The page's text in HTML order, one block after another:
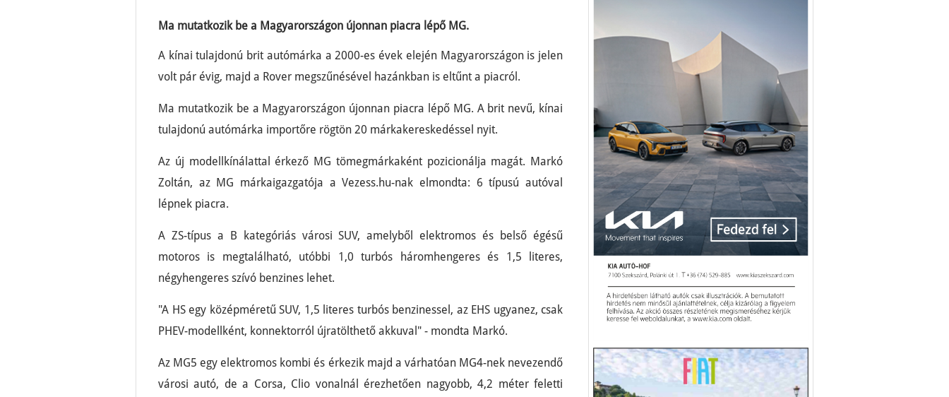
Ma mutatkozik be a Magyarországon újonnan piacra lépő MG.
A kínai tulajdonú brit autómárka a 2000-es évek elején Magyarországon is jelen
volt pár évig, majd a Rover megszűnésével hazánkban is eltűnt a piacról.
Ma mutatkozik be a Magyarországon újonnan piacra lépő MG. A brit nevű, kínai
tulajdonú autómárka importőre rögtön 20 márkakereskedéssel nyit.
Az új modellkínálattal érkező MG tömegmárkaként pozicionálja magát. Markó
Zoltán, az MG márkaigazgatója a Vezess.hu-nak elmondta: 6 típusú autóval
lépnek piacra.
A ZS-típus a B kategóriás városi SUV, amelyből elektromos és belső égésű
motoros is megtalálható, utóbbi 1,0 turbós háromhengeres és 1,5 literes,
négyhengeres szívó benzines lehet.
"A HS egy középméretű SUV, 1,5 literes turbós benzinessel, az EHS ugyanez, csak
PHEV-modellként, konnektorról újratölthető akkuval" - mondta Markó.
Az MG5 egy elektromos kombi és érkezik majd a várhatóan MG4-nek nevezendő
városi autó, de a Corsa, Clio vonalnál érezhetően nagyobb, 4,2 méter feletti